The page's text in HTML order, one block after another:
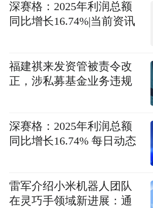
深赛格：2025年利润总额
同比增长16.74%|当前资讯
福建祺来发资管被责令改
正，涉私募基金业务违规
深赛格：2025年利润总额
同比增长16.74% 每日动态
雷军介绍小米机器人团队
在灵巧手领域新进展：通